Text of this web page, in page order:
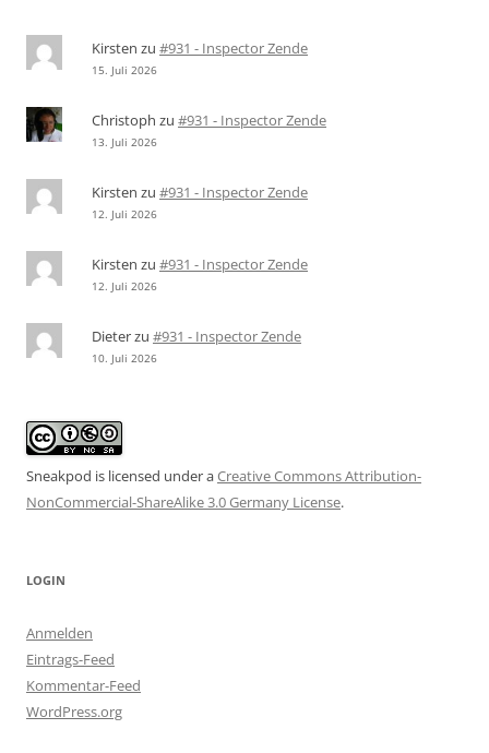
Kirsten zu #931 - Inspector Zende
15. Juli 2026
Christoph zu #931 - Inspector Zende
13. Juli 2026
Kirsten zu #931 - Inspector Zende
12. Juli 2026
Kirsten zu #931 - Inspector Zende
12. Juli 2026
Dieterzu #931 - Inspector Zende
10. Juli 2026
Sneakpod is licensed under aCreative Commons Attribution-
NonCommercial-ShareAlike 3.0 Germany License.
LOGIN
Anmelden
Eintrags-Feed
Kommentar-Feed
WordPress.org